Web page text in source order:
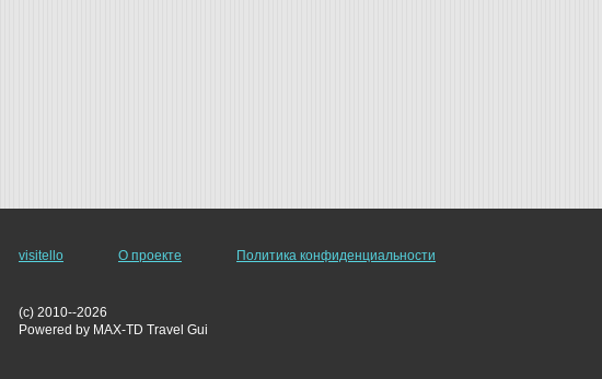
visitello О проекте Политика конфиденциальности
(c) 2010--2026
Powered by MAX-TD Travel Gui